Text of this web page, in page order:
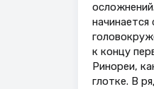
к концу
Ринореи,
глотке. В